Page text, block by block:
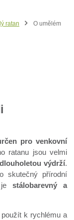
ratan
O umělém
pro venkovní
ratanu jsou velmi
výdrží.
skutečný přírodní
je stálobarevný a
k rychlému a